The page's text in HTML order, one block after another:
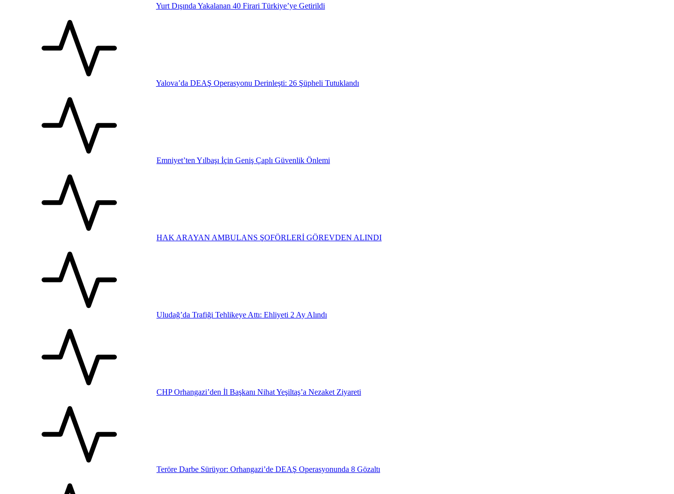
Yurt Dışında Yakalanan 40 Firari Türkiye’ye Getirildi
Yalova’da DEAŞ Operasyonu Derinleşti: 26 Şüpheli Tutuklandı
Emniyet’ten Yılbaşı İçin Geniş Çaplı Güvenlik Önlemi
HAK ARAYAN AMBULANS ŞOFÖRLERİ GÖREVDEN ALINDI
Uludağ’da Trafiği Tehlikeye Attı: Ehliyeti 2 Ay Alındı
CHP Orhangazi’den İl Başkanı Nihat Yeşiltaş’a Nezaket Ziyareti
Teröre Darbe Sürüyor: Orhangazi’de DEAŞ Operasyonunda 8 Gözaltı